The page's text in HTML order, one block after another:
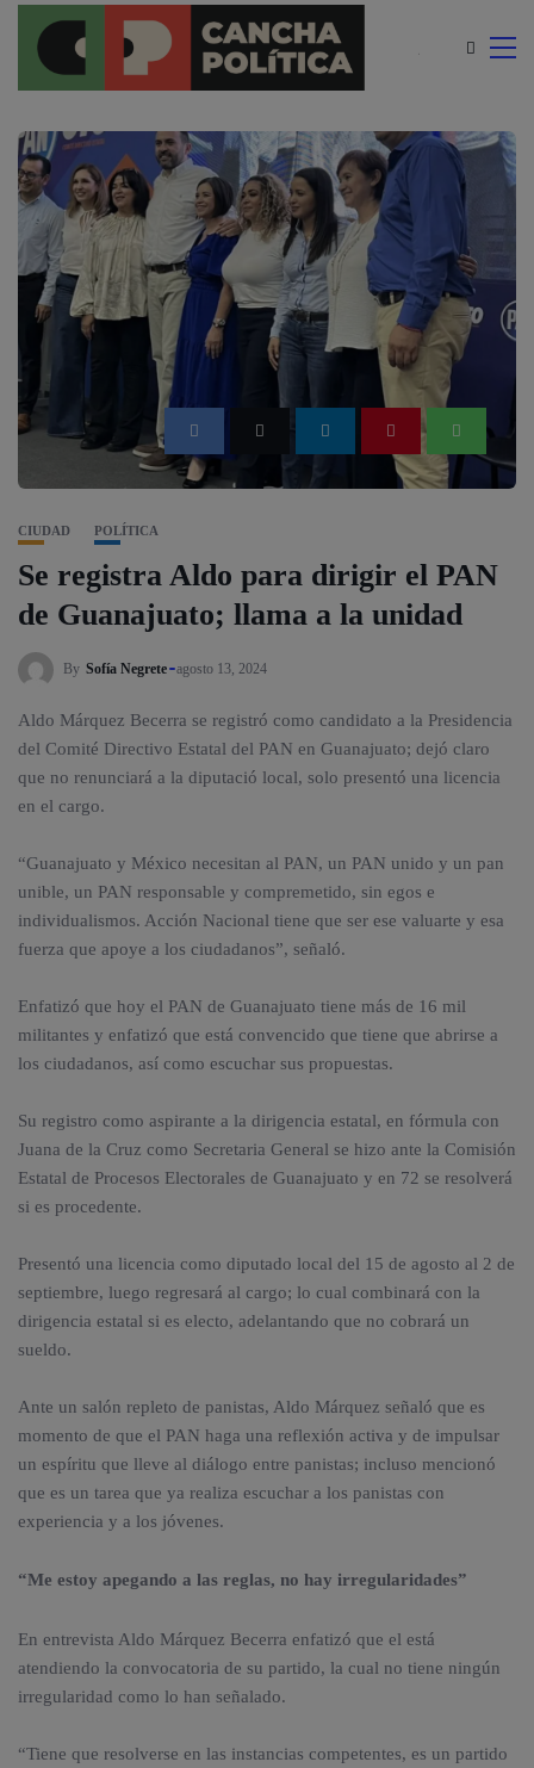
CIUDAD POLÍTICA
Se registra Aldo para dirigir el PAN
de Guanajuato; llama a la unidad
By Sofía Negrete agosto 13, 2024
Aldo Márquez Becerra se registró como candidato a la Presidencia
del Comité Directivo Estatal del PAN en Guanajuato; dejó claro
que no renunciará a la diputació local, solo presentó una licencia
en el cargo.
“Guanajuato y México necesitan al PAN, un PAN unido y un pan
unible, un PAN responsable y compremetido, sin egos e
individualismos. Acción Nacional tiene que ser ese valuarte y esa
fuerza que apoye a los ciudadanos”, señaló.
Enfatizó que hoy el PAN de Guanajuato tiene más de 16 mil
militantes y enfatizó que está convencido que tiene que abrirse a
los ciudadanos, así como escuchar sus propuestas.
Su registro como aspirante a la dirigencia estatal, en fórmula con
Juana de la Cruz como Secretaria General se hizo ante la Comisión
Estatal de Procesos Electorales de Guanajuato y en 72 se resolverá
si es procedente.
Presentó una licencia como diputado local del 15 de agosto al 2 de
septiembre, luego regresará al cargo; lo cual combinará con la
dirigencia estatal si es electo, adelantando que no cobrará un
sueldo.
Ante un salón repleto de panistas, Aldo Márquez señaló que es
momento de que el PAN haga una reflexión activa y de impulsar
un espíritu que lleve al diálogo entre panistas; incluso mencionó
que es un tarea que ya realiza escuchar a los panistas con
experiencia y a los jóvenes.
“Me estoy apegando a las reglas, no hay irregularidades”
En entrevista Aldo Márquez Becerra enfatizó que el está
atendiendo la convocatoria de su partido, la cual no tiene ningún
irregularidad como lo han señalado.
“Tiene que resolverse en las instancias competentes, es un partido